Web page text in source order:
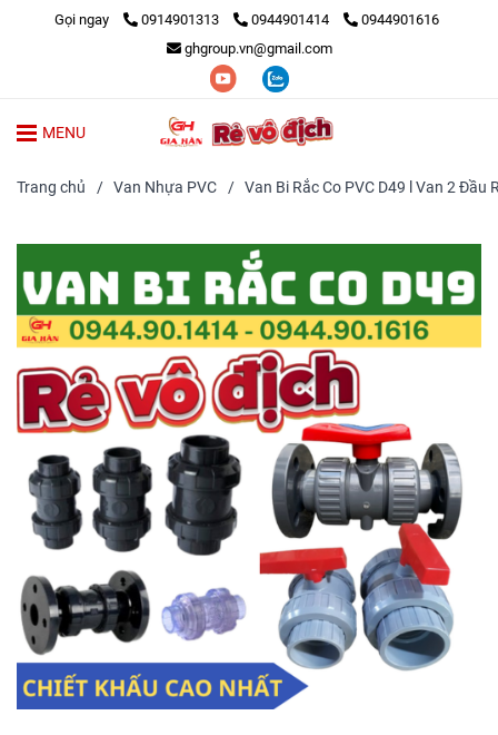
Gọi ngay 0914901313 0944901414
0944901616
ghgroup.vn@gmail.com
MENU
Trang chủ / Van Nhựa PVC / Van Bi Rắc Co PVC D49 l Van 2 Đầu